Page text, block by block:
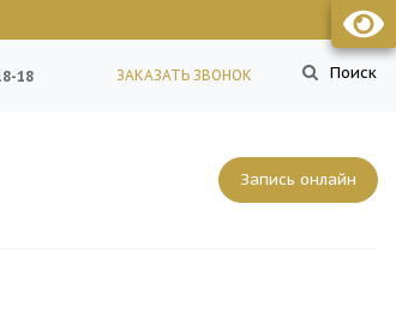
Поиск
18 ЗАКАЗАТЬ ЗВОНОК
Запись онлайн